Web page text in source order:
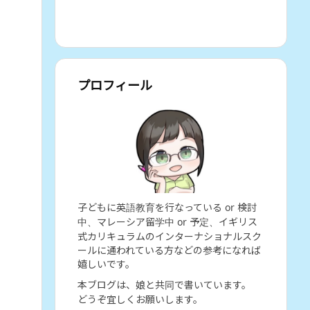
プロフィール
子どもに英語教育を行なっている or 検討
中、マレーシア留学中 or 予定、イギリス
式カリキュラムのインターナショナルスク
ールに通われている方などの参考になれば
嬉しいです。
本ブログは、娘と共同で書いています。
どうぞ宜しくお願いします。